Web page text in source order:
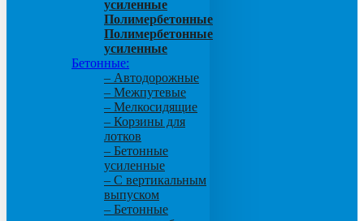
усиленные
Полимербетонные
Полимербетонные
усиленные
Бетонные:
– Автодорожные
– Межпутевые
– Мелкосидящие
– Корзины для
лотков
– Бетонные
усиленные
– С вертикальным
выпуском
– Бетонные